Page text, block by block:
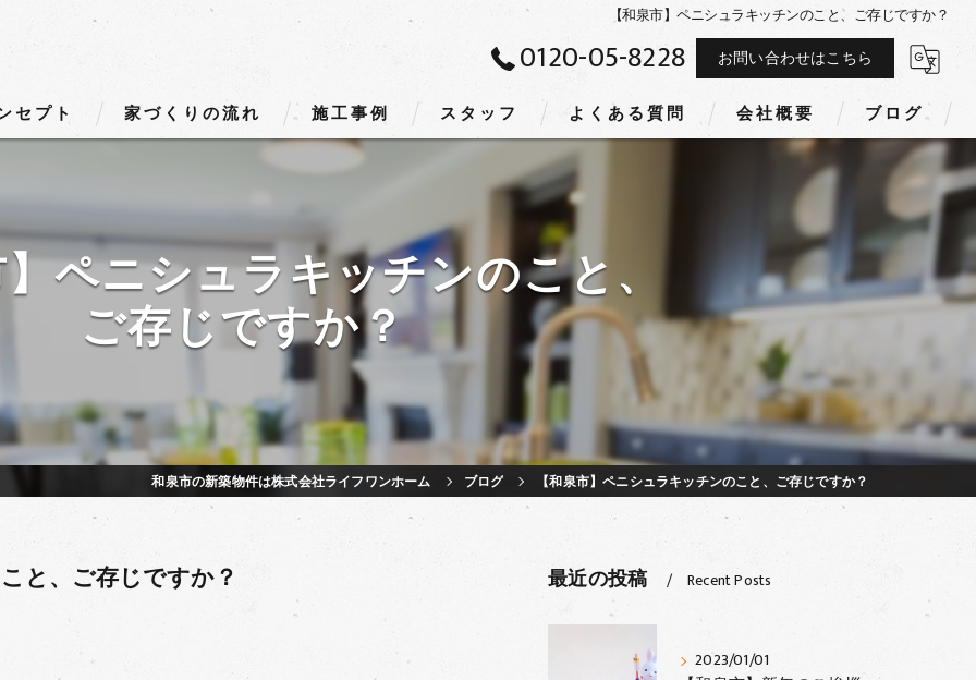
【和泉市】ペニシュラキッチンのこと、ご存じですか？
0120-05-8228 お問い合わせはこちら
セプト 家づくりの流れ 施工事例 スタッフ よくある質問 会社概要 ブログ
ペニシュラキッチンのこと、
ご存じですか？
和泉市の新築物件は株式会社ライフワンホーム ブログ 【和泉市】ペニシュラキッチンのこと、ご存じですか？
と、ご存じですか？ 最近の投稿 Recent Posts
2023/01/01